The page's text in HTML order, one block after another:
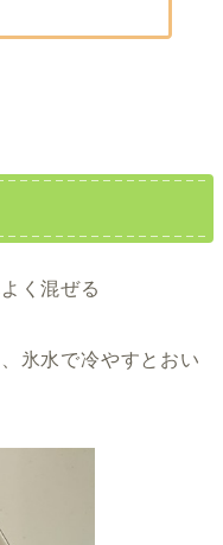
く混ぜる
氷水で冷やすとおい